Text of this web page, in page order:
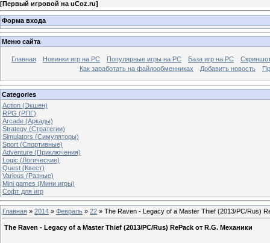
[Первый игровой на uCoz.ru]
Форма входа
Меню сайта
Главная Новинки игр на PC Популярные игры на PC База игр на РС
Как заработать на файлообменниках
Добавить новость
Categories
Action (Экшен)
RPG (РПГ)
Arcade (Аркады)
Strategy (Стратегии)
Simulators (Симуляторы)
Sport (Спортивные)
Adventure (Приключения)
Logic (Логические)
Quest (Квест)
Various (Разные)
Mini games (Мини игры)
Софт для игр
Главная » 2014 » Февраль » 22 » The Raven - Legacy of a Master Thief (2013/PC/Rus)
The Raven - Legacy of a Master Thief (2013/PC/Rus) RePack от R.G. Механики